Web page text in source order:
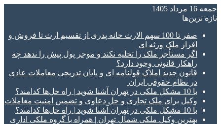
جمعه 16 مرداد 1405
تازه‌ ترین‌ها
صفر تا 100 سهم الارث خانه پدری از تقسیم ارث تا فروش و
افراز ملک ورثه ای
اگر مستأجر ملک را تخلیه نکند و موجر پول پیش را ندهد چه
راهکار قانونی وجود دارد؟
قانون جدید املاک قولنامه ای و پایان تدریجی معاملات عادی
در نظام حقوقی ایران
با 10 مشکل ملکی در تهران آشنا شوید | راه حل‌ها کدامند؟
وکیل برای ملک تجاری و حل دعاوی و تضمین امنیت معاملات
با 10 مشکل ملکی در تهران آشنا شوید | راه حل‌ها کدامند؟
بهترین وکیل ملکی شمال تهران | همراه با گروه ملکی اداری